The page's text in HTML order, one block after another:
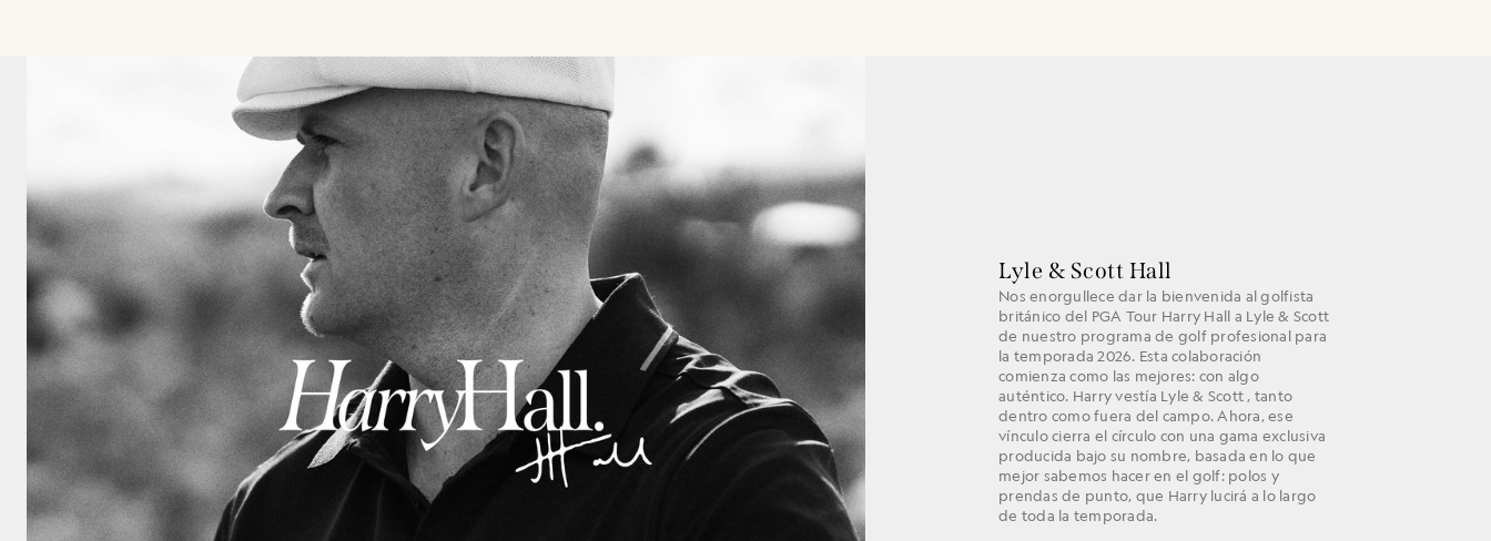
Lyle & Scott Hall
Nos enorgullece dar la bienvenida al golfista
británico del PGA Tour Harry Hall a Lyle & Scott
de nuestro programa de golf profesional para
la temporada 2026. Esta colaboración
comienza como las mejores: con algo
auténtico. Harry vestía Lyle & Scott , tanto
dentro como fuera del campo. Ahora, ese
vínculo cierra el círculo con una gama exclusiva
producida bajo su nombre, basada en lo que
mejor sabemos hacer en el golf: polos y
prendas de punto, que Harry lucirá a lo largo
de toda la temporada.